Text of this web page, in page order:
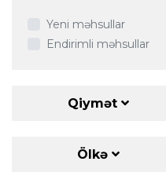
Yeni məhsullar
Endirimli məhsullar
Qiymət
Ölkə